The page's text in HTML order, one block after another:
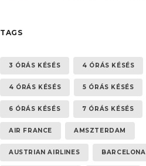
TAGS
3 ÓRÁS KÉSÉS 4 ÓRÁS KÉSÉS
4 ÓRÁS KÉSÉS 5 ÓRÁS KÉSÉS
6 ÓRÁS KÉSÉS 7 ÓRÁS KÉSÉS
AIR FRANCE AMSZTERDAM
AUSTRIAN AIRLINES BARCELONA